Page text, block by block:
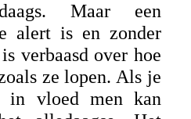
Maar een
alert is en zonder
verbaasd over hoe
ze lopen. Als je
in vloed men kan